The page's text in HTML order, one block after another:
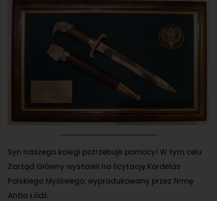
Syn naszego kolegi potrzebuje pomocy! W tym celu
Zarząd Główny wystawił na licytację Kordelas
Polskiego Myśliwego, wyprodukowany przez firmę
Antia Łódź.